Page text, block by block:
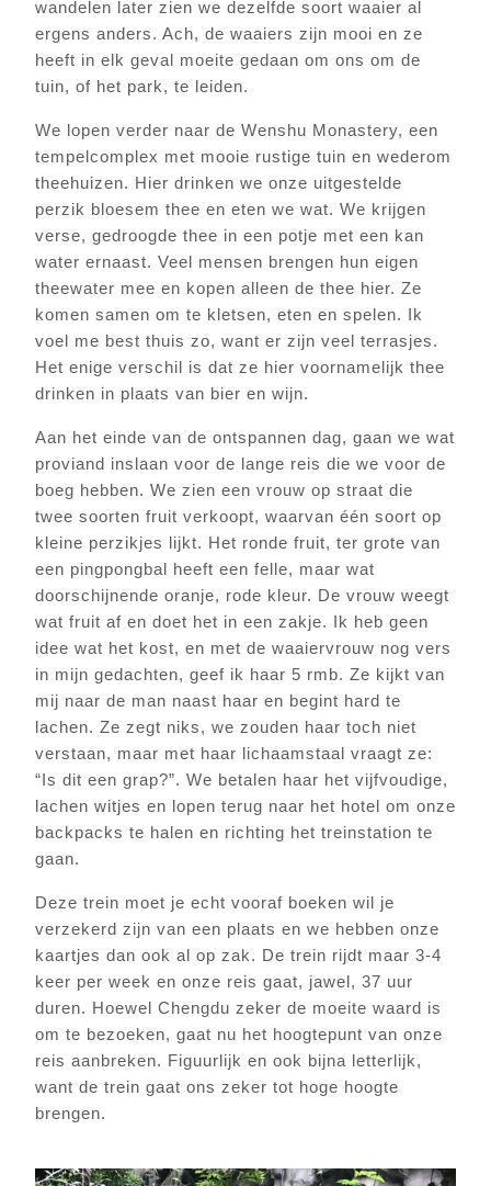
wandelen later zien we dezelfde soort waaier al
ergens anders. Ach, de waaiers zijn mooi en ze
heeft in elk geval moeite gedaan om ons om de
tuin, of het park, te leiden.
We lopen verder naar de Wenshu Monastery, een
tempelcomplex met mooie rustige tuin en wederom
theehuizen. Hier drinken we onze uitgestelde
perzik bloesem thee en eten we wat. We krijgen
verse, gedroogde thee in een potje met een kan
water ernaast. Veel mensen brengen hun eigen
theewater mee en kopen alleen de thee hier. Ze
komen samen om te kletsen, eten en spelen. Ik
voel me best thuis zo, want er zijn veel terrasjes.
Het enige verschil is dat ze hier voornamelijk thee
drinken in plaats van bier en wijn.
Aan het einde van de ontspannen dag, gaan we wat
proviand inslaan voor de lange reis die we voor de
boeg hebben. We zien een vrouw op straat die
twee soorten fruit verkoopt, waarvan één soort op
kleine perzikjes lijkt. Het ronde fruit, ter grote van
een pingpongbal heeft een felle, maar wat
doorschijnende oranje, rode kleur. De vrouw weegt
wat fruit af en doet het in een zakje. Ik heb geen
idee wat het kost, en met de waaiervrouw nog vers
in mijn gedachten, geef ik haar 5 rmb. Ze kijkt van
mij naar de man naast haar en begint hard te
lachen. Ze zegt niks, we zouden haar toch niet
verstaan, maar met haar lichaamstaal vraagt ze:
“Is dit een grap?”. We betalen haar het vijfvoudige,
lachen witjes en lopen terug naar het hotel om onze
backpacks te halen en richting het treinstation te
gaan.
Deze trein moet je echt vooraf boeken wil je
verzekerd zijn van een plaats en we hebben onze
kaartjes dan ook al op zak. De trein rijdt maar 3-4
keer per week en onze reis gaat, jawel, 37 uur
duren. Hoewel Chengdu zeker de moeite waard is
om te bezoeken, gaat nu het hoogtepunt van onze
reis aanbreken. Figuurlijk en ook bijna letterlijk,
want de trein gaat ons zeker tot hoge hoogte
brengen.